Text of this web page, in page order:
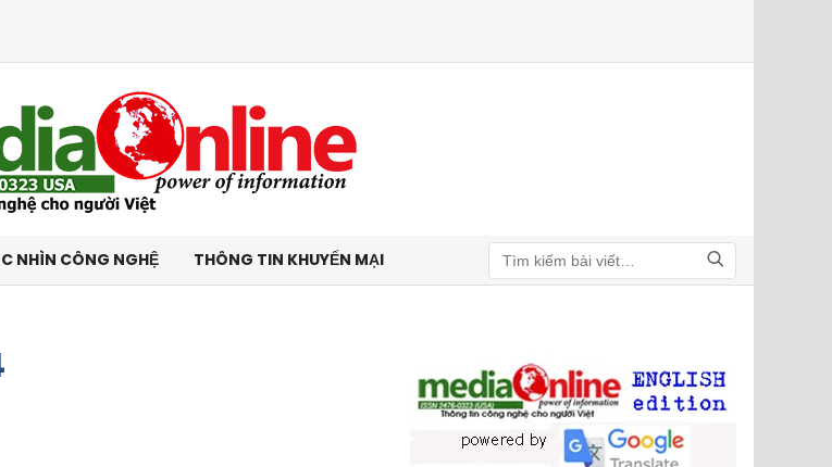
NHÌN CÔNG NGHỆ THÔNG TIN KHUYẾN MẠI
Tìm kiếm